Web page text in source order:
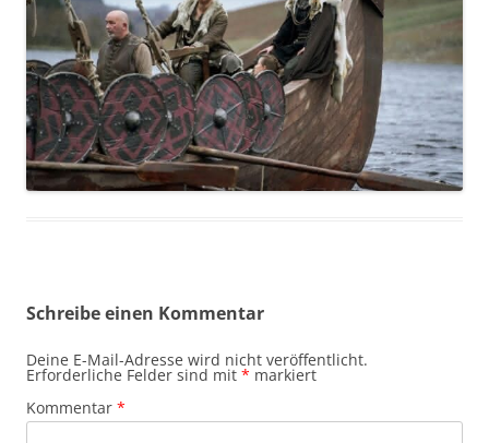
Schreibe einen Kommentar
Deine E-Mail-Adresse wird nicht veröffentlicht.
Erforderliche Felder sind mit * markiert
Kommentar *